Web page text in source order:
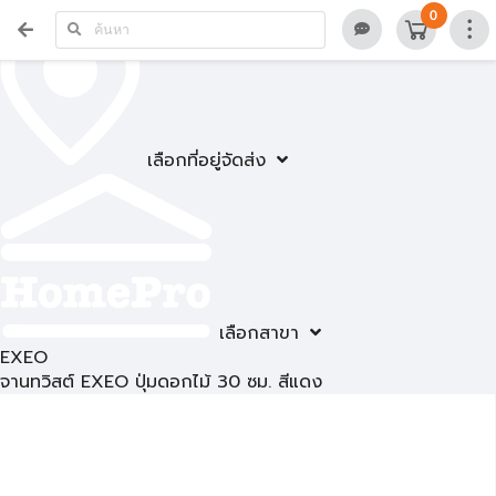
เลือกที่อยู่จัดส่ง
เลือกสาขา
0
EXEO
จานทวิสต์ EXEO ปุ่มดอกไม้ 30 ซม. สีแดง